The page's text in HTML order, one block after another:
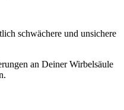
schwächere und unsichere
an Deiner Wirbelsäule